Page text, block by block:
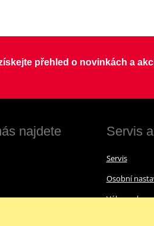
přehled o novinkách a
najdete Servis
Servis
Osobní
Výkup a